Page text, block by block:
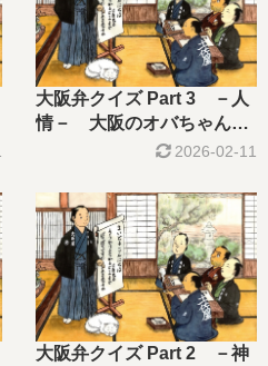
大阪弁クイズ Part 3 －人
情－ 大阪のオバちゃんシ
2026-02-11
大阪弁クイズ Part 2 －神